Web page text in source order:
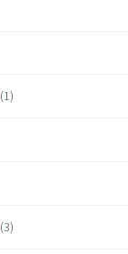
(1)
(3)